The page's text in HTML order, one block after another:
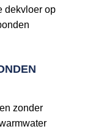
dekvloer op
zonder